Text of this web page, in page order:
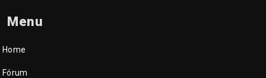
Menu
Home
Fórum